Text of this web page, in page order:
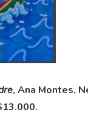
, Ana Montes,